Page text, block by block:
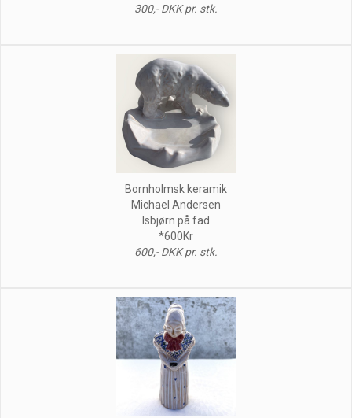
300,- DKK pr. stk.
Bornholmsk keramik
Michael Andersen
Isbjørn på fad
*600Kr
600,- DKK pr. stk.